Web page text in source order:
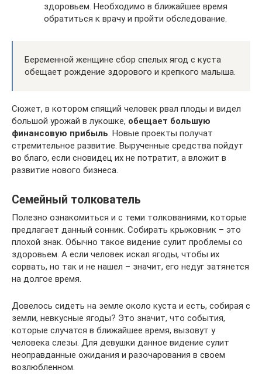
здоровьем. Необходимо в ближайшее время
обратиться к врачу и пройти обследование.
Беременной женщине сбор спелых ягод с куста
обещает рождение здорового и крепкого малыша.
Сюжет, в котором спящий человек рвал плоды и видел
большой урожай в лукошке, обещает большую
финансовую прибыль. Новые проекты получат
стремительное развитие. Вырученные средства пойдут
во благо, если сновидец их не потратит, а вложит в
развитие нового бизнеса.
Семейный толкователь
Полезно ознакомиться и с теми толкованиями, которые
предлагает данный сонник. Собирать крыжовник – это
плохой знак. Обычно такое видение сулит проблемы со
здоровьем. А если человек искал ягоды, чтобы их
сорвать, но так и не нашел – значит, его недуг затянется
на долгое время.
Довелось сидеть на земле около куста и есть, собирая с
земли, невкусные ягоды? Это значит, что события,
которые случатся в ближайшее время, вызовут у
человека слезы. Для девушки данное видение сулит
неоправданные ожидания и разочарования в своем
возлюбленном.